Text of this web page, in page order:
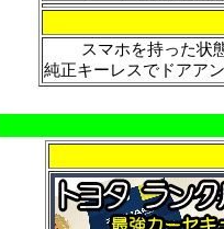
スマホを持った状
純正キーレスでドアア